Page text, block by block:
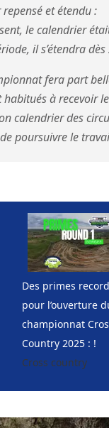
et étendu :
le calendrier
il s’étendra
fera part
habitués à recevoir
calendrier des
poursuivre le
Des primes record
pour l’ouverture
championnat
Country 2025 : !
Cross country